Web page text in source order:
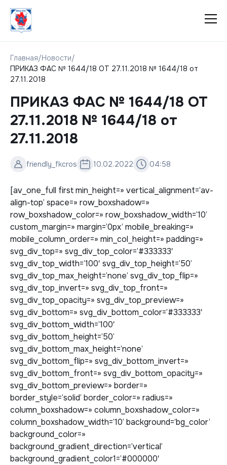
Главная/Новости/
ПРИКАЗ ФАС № 1644/18 ОТ 27.11.2018 № 1644/18 от
27.11.2018
ПРИКАЗ ФАС № 1644/18 ОТ
27.11.2018 № 1644/18 от
27.11.2018
friendly_fkcros 10.02.2022 04:58
[av_one_full first min_height=» vertical_alignment=’av-
align-top’ space=» row_boxshadow=»
row_boxshadow_color=» row_boxshadow_width=’10’
custom_margin=» margin=’0px’ mobile_breaking=»
mobile_column_order=» min_col_height=» padding=»
svg_div_top=» svg_div_top_color=’#333333′
svg_div_top_width=’100′ svg_div_top_height=’50’
svg_div_top_max_height=’none’ svg_div_top_flip=»
svg_div_top_invert=» svg_div_top_front=»
svg_div_top_opacity=» svg_div_top_preview=»
svg_div_bottom=» svg_div_bottom_color=’#333333′
svg_div_bottom_width=’100′
svg_div_bottom_height=’50’
svg_div_bottom_max_height=’none’
svg_div_bottom_flip=» svg_div_bottom_invert=»
svg_div_bottom_front=» svg_div_bottom_opacity=»
svg_div_bottom_preview=» border=»
border_style=’solid’ border_color=» radius=»
column_boxshadow=» column_boxshadow_color=»
column_boxshadow_width=’10’ background=’bg_color’
background_color=»
background_gradient_direction=’vertical’
background_gradient_color1=’#000000′